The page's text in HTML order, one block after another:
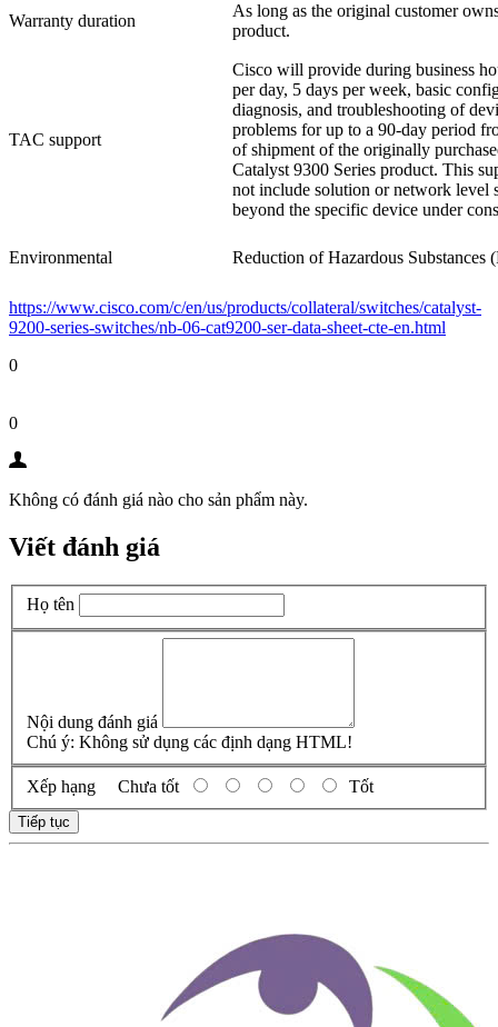
Warranty duration
As long as the original customer
product.
TAC support
Cisco will provide during business
per day, 5 days per week, basic
diagnosis, and troubleshooting of
problems for up to a 90-day period
of shipment of the originally
Catalyst 9300 Series product. This
not include solution or network level
beyond the specific device under
Environmental Reduction of Hazardous Substances
https://www.cisco.com/c/en/us/products/collateral/switches/catalyst-
9200-series-switches/nb-06-cat9200-ser-data-sheet-cte-en.html
0
0
Không có đánh giá nào cho sản phẩm này.
Viết đánh giá
Họ tên
Nội dung đánh giá
Chú ý: Không sử dụng các định dạng HTML!
Xếp hạng Chưa tốt Tốt
Tiếp tục